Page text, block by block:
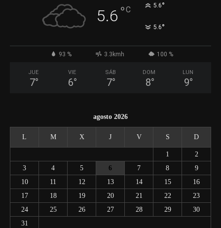
5.6 °C 5.6°
5.6°
93 % 3.3kmh 100 %
JUE
7°
VIE
6°
SÁB
7°
DOM
8°
LUN
9°
agosto 2026
L M X J V S D
1
2
3
4 5 6 7 8
9
10
11 12 13 14 15
16
17
18 19 20 21 22
23
24
25 26 27 28 29
30
31